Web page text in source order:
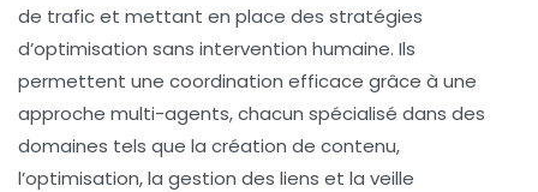
de trafic et mettant en place des stratégies
d’optimisation sans intervention humaine. Ils
permettent une coordination efficace grâce à une
approche multi-agents, chacun spécialisé dans des
domaines tels que la création de contenu,
l’optimisation, la gestion des liens et la veille